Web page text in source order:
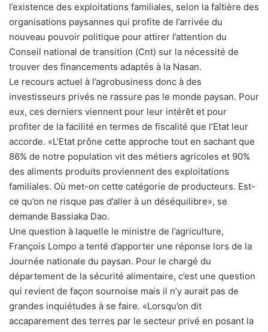
l’existence des exploitations familiales, selon la faîtière des
organisations paysannes qui profite de l’arrivée du
nouveau pouvoir politique pour attirer l’attention du
Conseil national de transition (Cnt) sur la nécessité de
trouver des financements adaptés à la Nasan.
Le recours actuel à l’agrobusiness donc à des
investisseurs privés ne rassure pas le monde paysan. Pour
eux, ces derniers viennent pour leur intérêt et pour
profiter de la facilité en termes de fiscalité que l’Etat leur
accorde. «L’Etat prône cette approche tout en sachant que
86% de notre population vit des métiers agricoles et 90%
des aliments produits proviennent des exploitations
familiales. Où met-on cette catégorie de producteurs. Est-
ce qu’on ne risque pas d’aller à un déséquilibre», se
demande Bassiaka Dao.
Une question à laquelle le ministre de l’agriculture,
François Lompo a tenté d’apporter une réponse lors de la
Journée nationale du paysan. Pour le chargé du
département de la sécurité alimentaire, c’est une question
qui revient de façon sournoise mais il n’y aurait pas de
grandes inquiétudes à se faire. «Lorsqu’on dit
accaparement des terres par le secteur privé en posant la